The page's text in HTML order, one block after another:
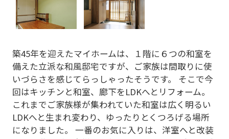
新築の方はこちら
築45年を迎えたマイホームは、１階に６つの和室を
備えた立派な和風邸宅ですが、ご家族は間取りに使
いづらさを感じてらっしゃったそうです。 そこで今
回はキッチンと和室、廊下をLDKへとリフォーム。
これまでご家族様が集われていた和室は広く明るい
LDKへと生まれ変わり、ゆったりとくつろげる場所
になりました。 一番のお気に入りは、洋室へと改装